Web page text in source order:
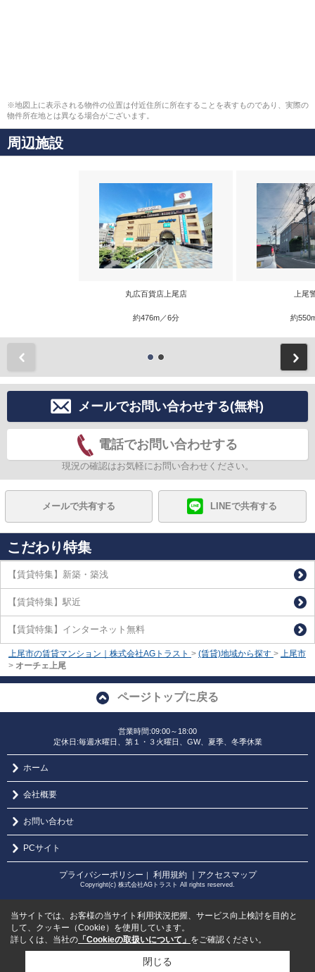
※地図上に表示される物件の位置は付近住所に所在することを表すものであり、実際の
物件所在地とは異なる場合がございます。
周辺施設
丸広百貨店上尾店
約476m／6分
上尾
約
メールでお問い合わせする(無料)
電話でお問い合わせする
現況の確認はお気軽にお問い合わせください。
メールで共有する LINEで共有する
こだわり特集
【賃貸特集】新築・築浅
【賃貸特集】駅近
【賃貸特集】インターネット無料
上尾市の賃貸マンション｜株式会社AGトラスト > (賃貸)地域から探す > 上尾市
> オーチェ上尾
ページトップに戻る
営業時間:09:00～18:00
定休日:毎週水曜日、第１・３火曜日、GW、夏季、冬季休業
ホーム
会社概要
お問い合わせ
PCサイト
プライバシーポリシー ｜ 利用規約 ｜アクセスマップ
Copyright(c) 株式会社AGトラスト All rights reserved.
当サイトでは、お客様の当サイト利用状況把握、サービス向上検討を目的と
して、クッキー（Cookie）を使用しています。
詳しくは、当社の 「Cookieの取扱いについて」 をご確認ください。
閉じる